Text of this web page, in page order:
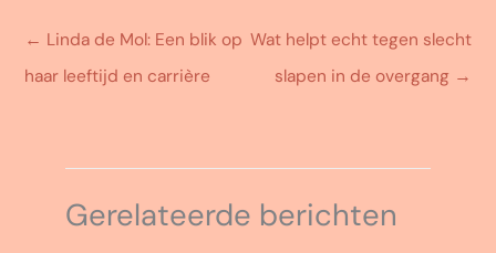
← Linda de Mol: Een blik op
haar leeftijd en carrière
Wat helpt echt tegen slecht
slapen in de overgang →
Gerelateerde berichten